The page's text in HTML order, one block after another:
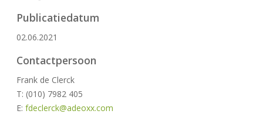
Publicatiedatum
02.06.2021
Contactpersoon
Frank de Clerck
T: (010) 7982 405
E: fdeclerck@adeoxx.com